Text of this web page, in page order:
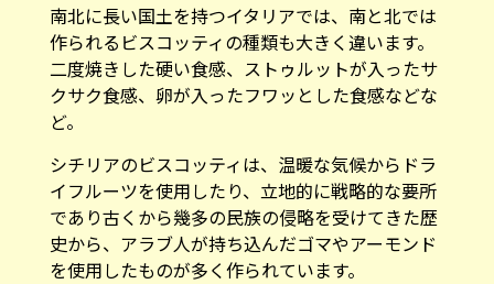
南北に長い国土を持つイタリアでは、南と北では
作られるビスコッティの種類も大きく違います。
二度焼きした硬い食感、ストゥルットが入ったサ
クサク食感、卵が入ったフワッとした食感などな
ど。
シチリアのビスコッティは、温暖な気候からドラ
イフルーツを使用したり、立地的に戦略的な要所
であり古くから幾多の民族の侵略を受けてきた歴
史から、アラブ人が持ち込んだゴマやアーモンド
を使用したものが多く作られています。